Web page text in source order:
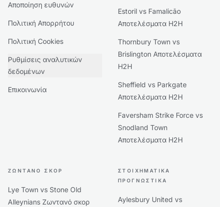
Αποποίηση ευθυνών
Πολιτική Απορρήτου
Πολιτική Cookies
Ρυθμίσεις αναλυτικών
δεδομένων
Επικοινωνία
Estoril vs Famalicão
Αποτελέσματα H2H
Thornbury Town vs
Brislington Αποτελέσματα
H2H
Sheffield vs Parkgate
Αποτελέσματα H2H
Faversham Strike Force vs
Snodland Town
Αποτελέσματα H2H
ΖΩΝΤΑΝΌ ΣΚΟΡ
Lye Town vs Stone Old
Alleynians Ζωντανό σκορ
ΣΤΟΙΧΗΜΑΤΙΚΆ
ΠΡΟΓΝΩΣΤΙΚΆ
Aylesbury United vs